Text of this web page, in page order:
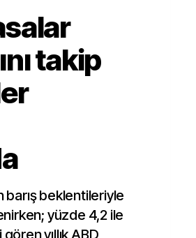
takip
barış beklentileriyle
yüzde 4,2 ile
yıllık ABD